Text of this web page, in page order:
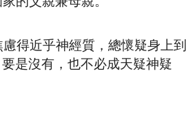
得近乎神經質，總懷疑身上到
是沒有，也不必成天疑神疑